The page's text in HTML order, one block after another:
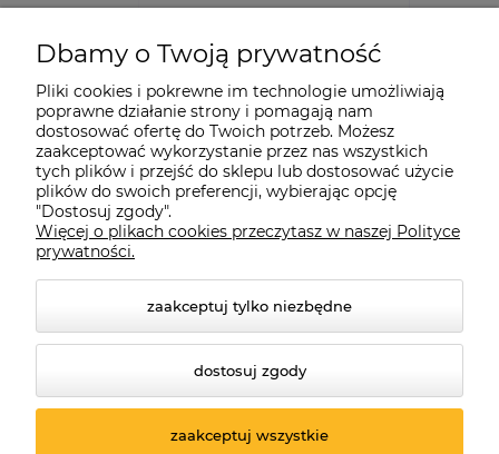
© 2026 suprabike.pl. Wszelkie prawa zastrzeżone.
Styl graficzny ShopGadget.pl Sklep internetowy Shoper.pl
Dbamy o Twoją prywatność
Pliki cookies i pokrewne im technologie umożliwiają
poprawne działanie strony i pomagają nam
dostosować ofertę do Twoich potrzeb. Możesz
zaakceptować wykorzystanie przez nas wszystkich
tych plików i przejść do sklepu lub dostosować użycie
plików do swoich preferencji, wybierając opcję
"Dostosuj zgody".
Więcej o plikach cookies przeczytasz w naszej Polityce
prywatności.
zaakceptuj tylko niezbędne
dostosuj zgody
zaakceptuj wszystkie